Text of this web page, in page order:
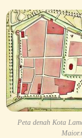
Peta denah Kota